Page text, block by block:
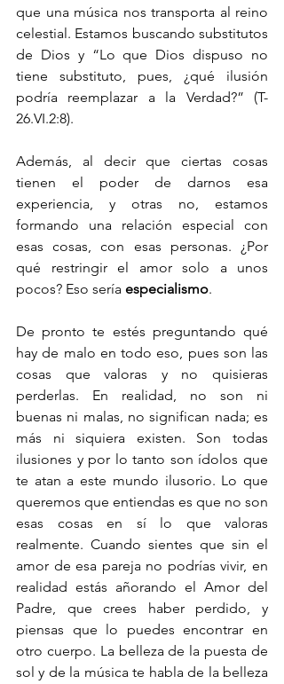
que una música nos transporta al reino
celestial. Estamos buscando substitutos
de Dios y “Lo que Dios dispuso no
tiene substituto, pues, ¿qué ilusión
podría reemplazar a la Verdad?” (T-
26.VI.2:8).
Además, al decir que ciertas cosas
tienen el poder de darnos esa
experiencia, y otras no, estamos
formando una relación especial con
esas cosas, con esas personas. ¿Por
qué restringir el amor solo a unos
pocos? Eso sería especialismo.
De pronto te estés preguntando qué
hay de malo en todo eso, pues son las
cosas que valoras y no quisieras
perderlas. En realidad, no son ni
buenas ni malas, no significan nada; es
más ni siquiera existen. Son todas
ilusiones y por lo tanto son ídolos que
te atan a este mundo ilusorio. Lo que
queremos que entiendas es que no son
esas cosas en sí lo que valoras
realmente. Cuando sientes que sin el
amor de esa pareja no podrías vivir, en
realidad estás añorando el Amor del
Padre, que crees haber perdido, y
piensas que lo puedes encontrar en
otro cuerpo. La belleza de la puesta de
sol y de la música te habla de la belleza